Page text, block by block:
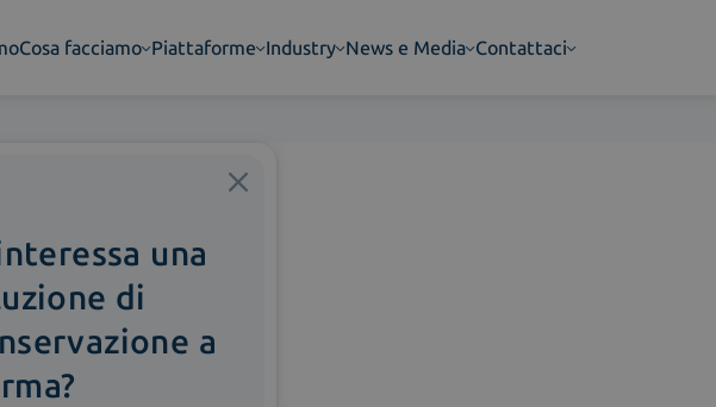
Cosa facciamo Piattaforme Industry News e Media Contattaci
una
di
a